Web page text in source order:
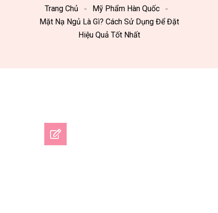
Trang Chủ
Mỹ Phẩm Hàn Quốc
Mặt Nạ Ngủ Là Gì? Cách Sử Dụng Để Đặt
Hiệu Quả Tốt Nhất